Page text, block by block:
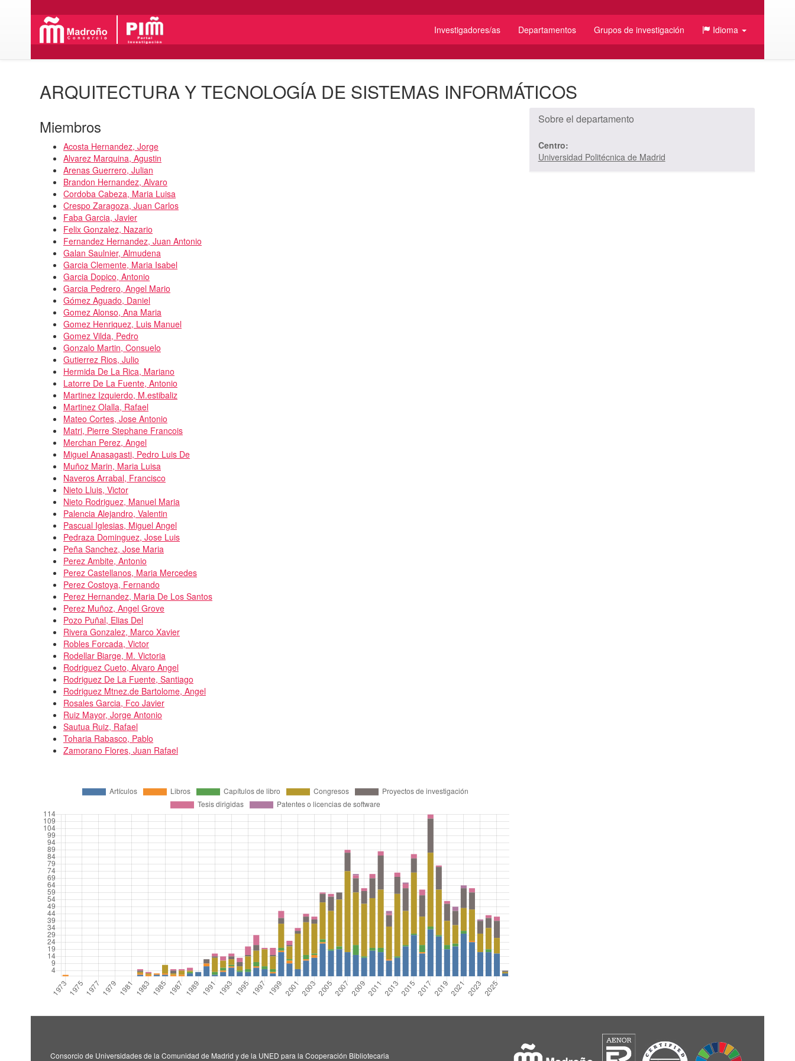
Investigadores/as Departamentos Grupos de investigación Idioma
ARQUITECTURA Y TECNOLOGÍA DE SISTEMAS INFORMÁTICOS
Miembros
Acosta Hernandez, Jorge
Alvarez Marquina, Agustin
Arenas Guerrero, Julian
Brandon Hernandez, Alvaro
Cordoba Cabeza, Maria Luisa
Crespo Zaragoza, Juan Carlos
Faba Garcia, Javier
Felix Gonzalez, Nazario
Fernandez Hernandez, Juan Antonio
Galan Saulnier, Almudena
Garcia Clemente, Maria Isabel
Garcia Dopico, Antonio
Garcia Pedrero, Angel Mario
Gómez Aguado, Daniel
Gomez Alonso, Ana Maria
Gomez Henriquez, Luis Manuel
Gomez Vilda, Pedro
Gonzalo Martin, Consuelo
Gutierrez Rios, Julio
Hermida De La Rica, Mariano
Latorre De La Fuente, Antonio
Martinez Izquierdo, M.estibaliz
Martinez Olalla, Rafael
Mateo Cortes, Jose Antonio
Matri, Pierre Stephane Francois
Merchan Perez, Angel
Miguel Anasagasti, Pedro Luis De
Muñoz Marin, Maria Luisa
Naveros Arrabal, Francisco
Nieto Lluis, Victor
Nieto Rodriguez, Manuel Maria
Palencia Alejandro, Valentin
Pascual Iglesias, Miguel Angel
Pedraza Dominguez, Jose Luis
Peña Sanchez, Jose Maria
Perez Ambite, Antonio
Perez Castellanos, Maria Mercedes
Perez Costoya, Fernando
Perez Hernandez, Maria De Los Santos
Perez Muñoz, Angel Grove
Pozo Puñal, Elias Del
Rivera Gonzalez, Marco Xavier
Robles Forcada, Victor
Rodellar Biarge, M. Victoria
Rodriguez Cueto, Alvaro Angel
Rodriguez De La Fuente, Santiago
Rodriguez Mtnez.de Bartolome, Angel
Rosales Garcia, Fco Javier
Ruiz Mayor, Jorge Antonio
Sautua Ruiz, Rafael
Toharia Rabasco, Pablo
Zamorano Flores, Juan Rafael
Sobre el departamento
Centro:
Universidad Politécnica de Madrid
Consorcio de Universidades de la Comunidad de Madrid y de la UNED para la Cooperación Bibliotecaria